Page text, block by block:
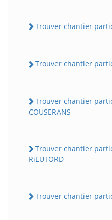
Trouver chantier
Trouver chantier
Trouver chantier
COUSERANS
Trouver chantier
RiEUTORD
Trouver chantier